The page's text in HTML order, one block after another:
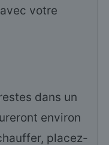
votre
dans un
environ
placez-